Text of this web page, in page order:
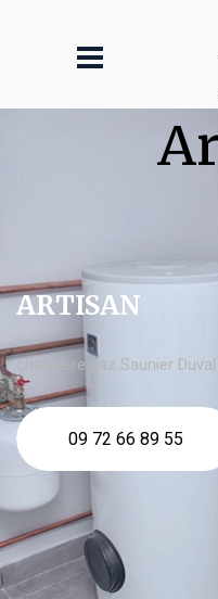
ARTISAN
chaudière gaz Saunier
09 72 66 89 55